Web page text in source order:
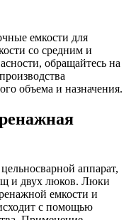
емкости для
со средним и
обращайтесь на
объема и назначения.
аппарат,
и двух люков. Люки
емкости и
с помощью